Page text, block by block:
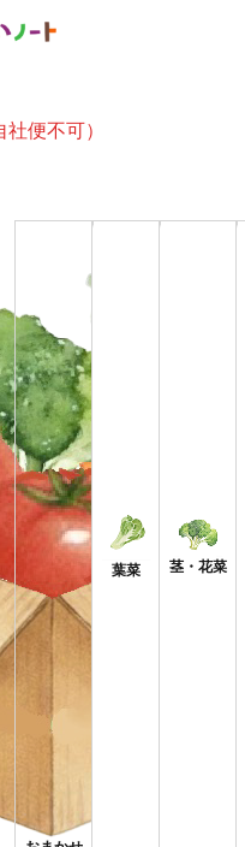
便不可）
葉菜 茎・花菜